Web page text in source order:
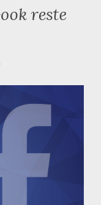
reste